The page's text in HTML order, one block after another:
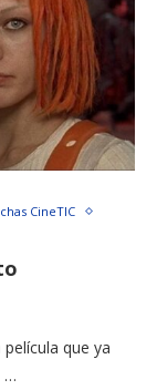
CineTIC
que ya
…